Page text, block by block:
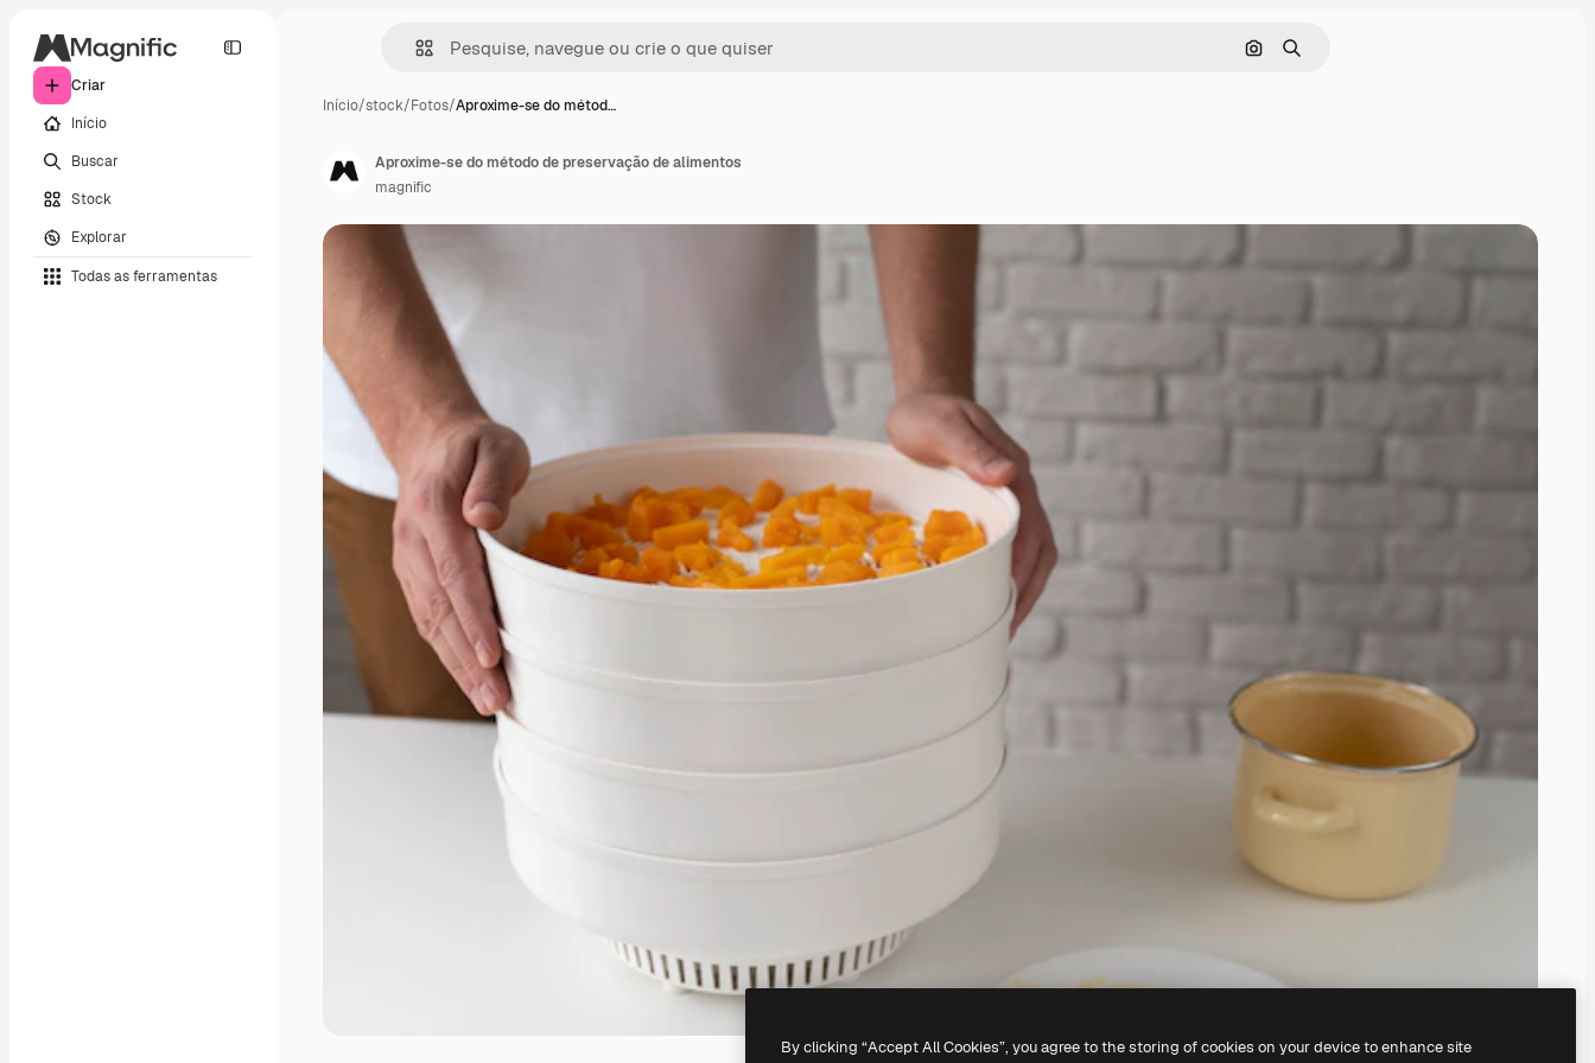
Criar
Início
Buscar
Stock
Explorar
Todas as ferramentas
Pesquisar por imagem
Buscar
Início/stock/Fotos/Aproxime-se do métod…
Aproxime-se do método de preservação de alimentos
magnific
By clicking “Accept All Cookies”, you agree to the storing of cookies on your device to enhance site